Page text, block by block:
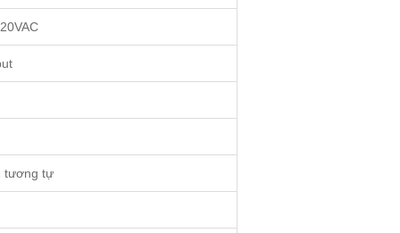
tương tự